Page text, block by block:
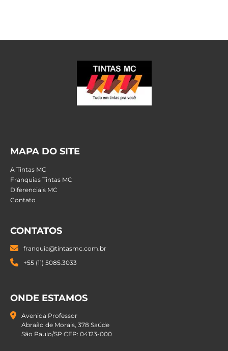
MAPA DO SITE
A Tintas MC
Franquias Tintas MC
Diferenciais MC
Contato
CONTATOS
franquia@tintasmc.com.br
+55 (11) 5085.3033
ONDE ESTAMOS
Avenida Professor
Abraão de Morais, 378 Saúde
São Paulo/SP CEP: 04123-000